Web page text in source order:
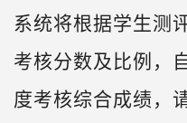
系统将根据学生测
考核分数及比例，
度考核综合成绩，